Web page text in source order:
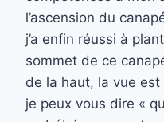
l’ascension du
j’a enfin réussi à
sommet de ce
de la haut, la vue
je peux vous dire «